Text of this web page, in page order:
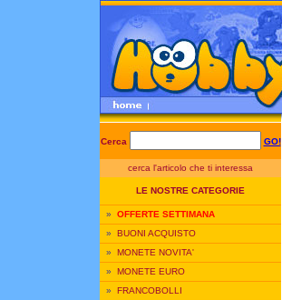
Cerca GO!
cerca l'articolo che ti interessa
LE NOSTRE CATEGORIE
» OFFERTE SETTIMANA
» BUONI ACQUISTO
» MONETE NOVITA'
» MONETE EURO
» FRANCOBOLLI